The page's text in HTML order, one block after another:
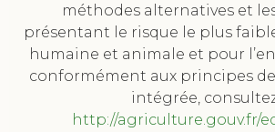
méthodes alternatives et
présentant le risque le plus
humaine et animale et pour
conformément aux principes
intégrée,
http://agriculture.gouv.fr/